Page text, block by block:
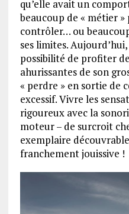
qu’elle avait un
beaucoup de « métier
contrôler… ou
ses limites.
possibilité de profiter
ahurissantes de son
« perdre » en sortie de
excessif. Vivre les
rigoureux avec la
moteur – de surcroit
exemplaire
franchement jouissive !